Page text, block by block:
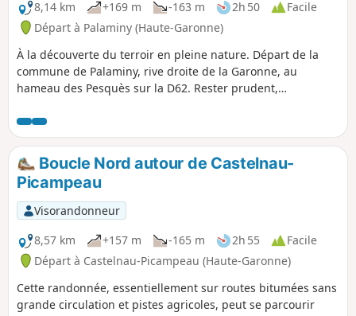
8,14 km
+169 m -163 m 2h 50
Facile
Départ à Palaminy (Haute-Garonne)
À la découverte du terroir en pleine nature. Départ de la
commune de Palaminy, rive droite de la Garonne, au
hameau des Pesquès sur la D62. Rester prudent,
circuit, sans grande circulation cependant ; je n'ai croisé
qu'un seul véhicule. Toutefois, de beaux sentiers et belles
pistes vous attendent et le Ruisseau des Goutères est un
spectacle à lui seul. Circuit très bien balisé même si
certains points sont cachés par la végétation dense. Merci
au Département.
Boucle Nord autour de Castelnau-
Picampeau
Visorandonneur
8,57 km
+157 m -165 m 2h 55
Facile
Départ à Castelnau-Picampeau (Haute-Garonne)
Cette randonnée, essentiellement sur routes bitumées sans
grande circulation et pistes agricoles, peut se parcourir